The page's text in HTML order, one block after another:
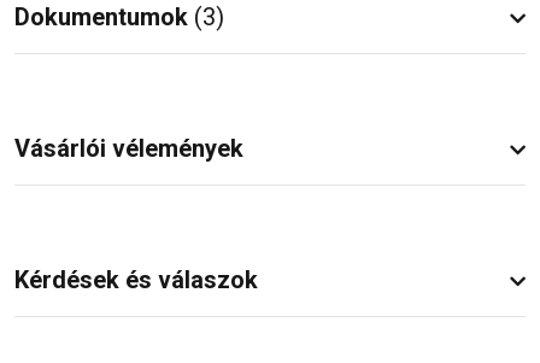
Dokumentumok (3)
Vásárlói vélemények
Kérdések és válaszok